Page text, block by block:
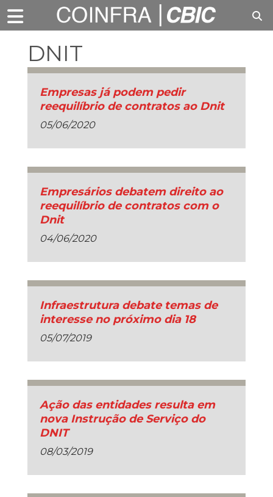
DNIT
Empresas já podem pedir
reequilíbrio de contratos ao Dnit
05/06/2020
Empresários debatem direito ao
reequilíbrio de contratos com o
Dnit
04/06/2020
Infraestrutura debate temas de
interesse no próximo dia 18
05/07/2019
Ação das entidades resulta em
nova Instrução de Serviço do
DNIT
08/03/2019